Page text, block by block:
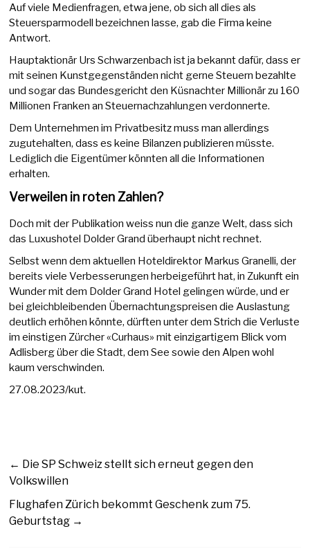
Auf viele Medienfragen, etwa jene, ob sich all dies als
Steuersparmodell bezeichnen lasse, gab die Firma keine
Antwort.
Hauptaktionär Urs Schwarzenbach ist ja bekannt dafür, dass er
mit seinen Kunstgegenständen nicht gerne Steuern bezahlte
und sogar das Bundesgericht den Küsnachter Millionär zu 160
Millionen Franken an Steuernachzahlungen verdonnerte.
Dem Unternehmen im Privatbesitz muss man allerdings
zugutehalten, dass es keine Bilanzen publizieren müsste.
Lediglich die Eigentümer könnten all die Informationen
erhalten.
Verweilen in roten Zahlen?
Doch mit der Publikation weiss nun die ganze Welt, dass sich
das Luxushotel Dolder Grand überhaupt nicht rechnet.
Selbst wenn dem aktuellen Hoteldirektor Markus Granelli, der
bereits viele Verbesserungen herbeigeführt hat, in Zukunft ein
Wunder mit dem Dolder Grand Hotel gelingen würde, und er
bei gleichbleibenden Übernachtungspreisen die Auslastung
deutlich erhöhen könnte, dürften unter dem Strich die Verluste
im einstigen Zürcher «Curhaus» mit einzigartigem Blick vom
Adlisberg über die Stadt, dem See sowie den Alpen wohl
kaum verschwinden.
27.08.2023/kut.
← Die SP Schweiz stellt sich erneut gegen den
Volkswillen
Flughafen Zürich bekommt Geschenk zum 75.
Geburtstag →